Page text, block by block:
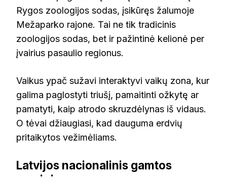
Rygos zoologijos sodas, įsikūręs žalumoje
Mežaparko rajone. Tai ne tik tradicinis
zoologijos sodas, bet ir pažintinė kelionė per
įvairius pasaulio regionus.
Vaikus ypač sužavi interaktyvi vaikų zona, kur
galima paglostyti triušį, pamaitinti ožkytę ar
pamatyti, kaip atrodo skruzdėlynas iš vidaus.
O tėvai džiaugiasi, kad dauguma erdvių
pritaikytos vežimėliams.
Latvijos nacionalinis gamtos